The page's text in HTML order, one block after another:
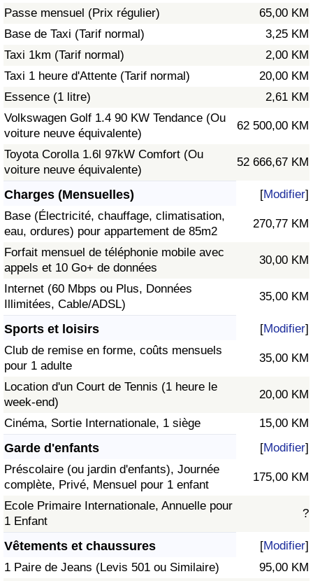
Passe mensuel (Prix régulier)
65,00 KM
Base de Taxi (Tarif normal)
3,25 KM
Taxi 1km (Tarif normal)
2,00 KM
Taxi 1 heure d'Attente (Tarif normal)
20,00 KM
Essence (1 litre)
2,61 KM
Volkswagen Golf 1.4 90 KW Tendance (Ou
voiture neuve équivalente)
62 500,00 KM
Toyota Corolla 1.6l 97kW Comfort (Ou
voiture neuve équivalente)
52 666,67 KM
Charges (Mensuelles) [Modifier]
Base (Électricité, chauffage, climatisation,
eau, ordures) pour appartement de 85m2
270,77 KM
Forfait mensuel de téléphonie mobile avec
appels et 10 Go+ de données
30,00 KM
Internet (60 Mbps ou Plus, Données
Illimitées, Cable/ADSL)
35,00 KM
Sports et loisirs [Modifier]
Club de remise en forme, coûts mensuels
pour 1 adulte
35,00 KM
Location d'un Court de Tennis (1 heure le
week-end)
20,00 KM
Cinéma, Sortie Internationale, 1 siège 15,00 KM
Garde d'enfants [Modifier]
Préscolaire (ou jardin d'enfants), Journée
complète, Privé, Mensuel pour 1 enfant
175,00 KM
Ecole Primaire Internationale, Annuelle pour
1 Enfant
?
Vêtements et chaussures [Modifier]
1 Paire de Jeans (Levis 501 ou Similaire)
95,00 KM